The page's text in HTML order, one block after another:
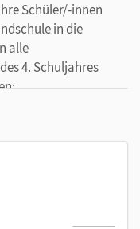
Schüler/-innen
in die
alle
4. Schuljahres
Wörtern, Sätze und
Tests mit